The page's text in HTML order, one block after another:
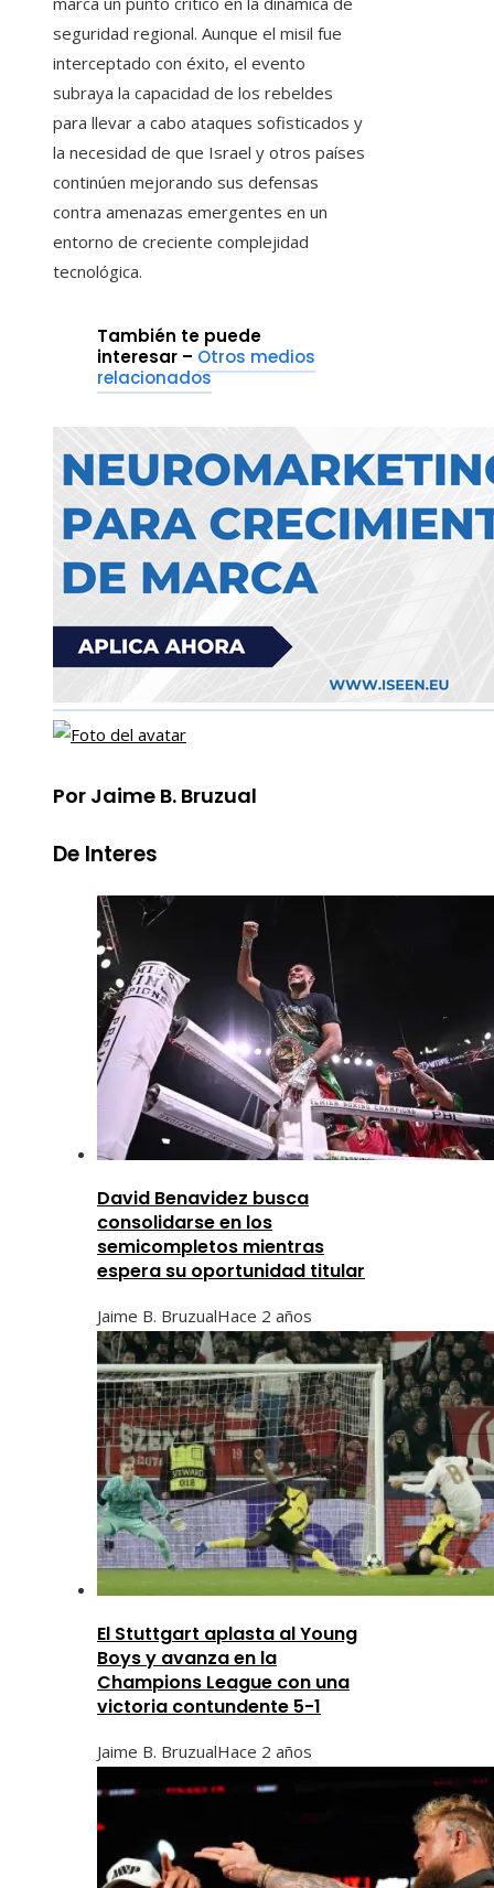
seguridad regional. Aunque el misil fue
interceptado con éxito, el evento
subraya la capacidad de los rebeldes
para llevar a cabo ataques sofisticados y
la necesidad de que Israel y otros países
continúen mejorando sus defensas
contra amenazas emergentes en un
entorno de creciente complejidad
tecnológica.
También te puede
interesar – Otros medios
relacionados
Por Jaime B. Bruzual
De Interes
David Benavidez busca
consolidarse en los
semicompletos mientras
espera su oportunidad titular
Jaime B. BruzualHace 2 años
El Stuttgart aplasta al Young
Boys y avanza en la
Champions League con una
victoria contundente 5-1
Jaime B. BruzualHace 2 años